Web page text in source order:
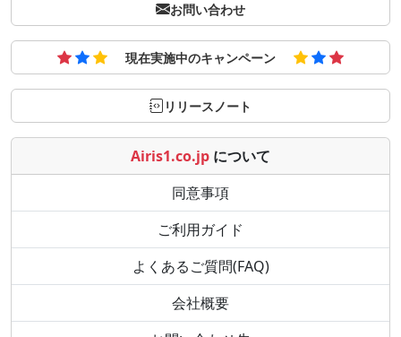
お問い合わせ
現在実施中のキャンペーン
リリースノート
Airis1.co.jp について
同意事項
ご利用ガイド
よくあるご質問(FAQ)
会社概要